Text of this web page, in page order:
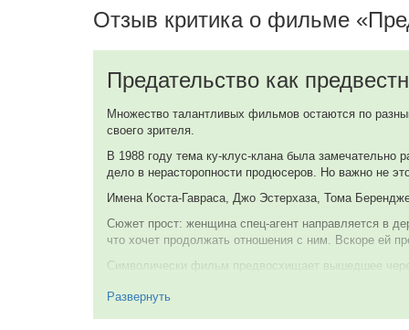
Дебра Уингер
Том Беренджер
Michael Carnes
Бетси Блэр
Gladys Simmons
Wes
Отзыв критика о фильме
Предательство как
Множество талантливых фильмов остаются по
своего зрителя.
В 1988 году тема ку-клус-клана была
дело в нерасторопности продюсеров. Но важно не
Имена Коста-Гавраса, Джо Эстерхаза, Тома
Сюжет прост: женщина спец-агент направляется в
что хочет продолжать отношения с ним. Вскоре ей
Символически фильм предвосхищает вышедшее
PS кстати, до сих пор считаю что игра Уингер в
Развернуть